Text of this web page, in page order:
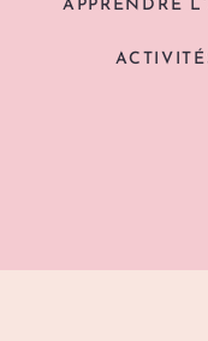
APPRENDRE